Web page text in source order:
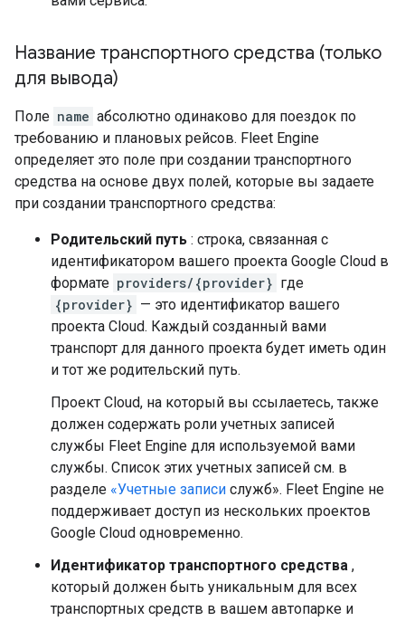
Название транспортного средства (только
для вывода)
Поле name абсолютно одинаково для поездок по
требованию и плановых рейсов. Fleet Engine
определяет это поле при создании транспортного
средства на основе двух полей, которые вы задаете
при создании транспортного средства:
Родительский путь : строка, связанная с
идентификатором вашего проекта Google Cloud в
формате providers/{provider} где
{provider} — это идентификатор вашего
проекта Cloud. Каждый созданный вами
транспорт для данного проекта будет иметь один
и тот же родительский путь.
Проект Cloud, на который вы ссылаетесь, также
должен содержать роли учетных записей
службы Fleet Engine для используемой вами
службы. Список этих учетных записей см. в
разделе «Учетные записи служб». Fleet Engine не
поддерживает доступ из нескольких проектов
Google Cloud одновременно.
Идентификатор транспортного средства ,
который должен быть уникальным для всех
транспортных средств в вашем автопарке и